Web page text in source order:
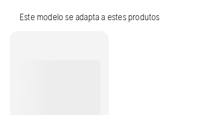
Este modelo se adapta a estes produtos